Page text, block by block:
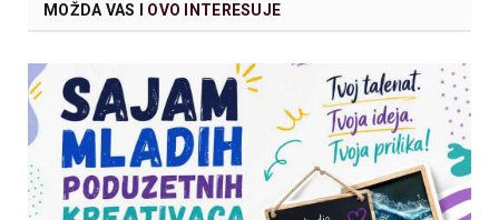
MOŽDA VAS I OVO INTERESUJE